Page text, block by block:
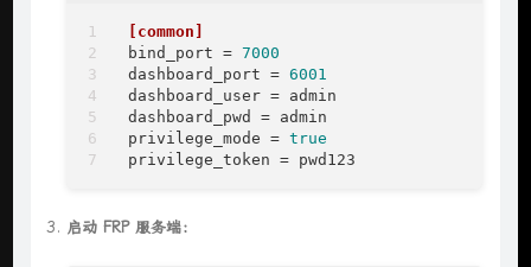
[common]
bind_port = 7000
dashboard_port = 6001
dashboard_user
dashboard_pwd
privilege_mode = true
privilege_token = pwd123
启动 FRP 服务端：